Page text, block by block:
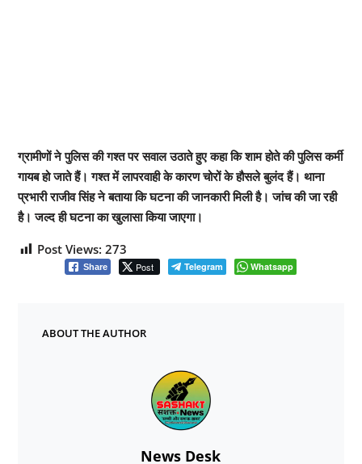
ग्रामीणों ने पुलिस की गश्त पर सवाल उठाते हुए कहा कि शाम होते की पुलिस कर्मी
गायब हो जाते हैं। गश्त में लापरवाही के कारण चोरों के हौसले बुलंद हैं। थाना
प्रभारी राजीव सिंह ने बताया कि घटना की जानकारी मिली है। जांच की जा रही
है। जल्द ही घटना का खुलासा किया जाएगा।
Post Views: 273
Share Post Telegram Whatsapp
ABOUT THE AUTHOR
News Desk